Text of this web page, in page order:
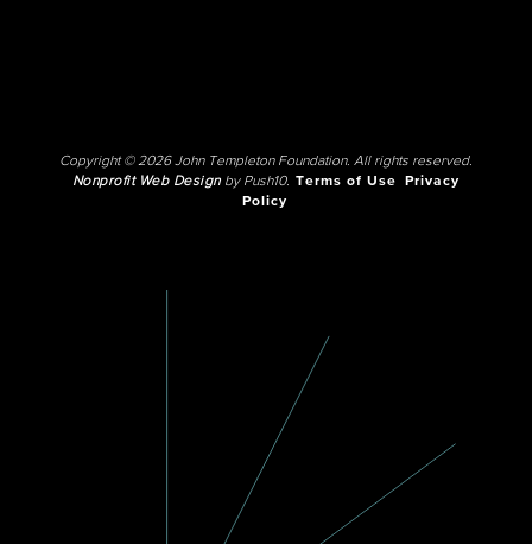
Copyright © 2026 John Templeton Foundation. All rights reserved.
Nonprofit Web Designby Push10. Terms of Use
Privacy
Policy